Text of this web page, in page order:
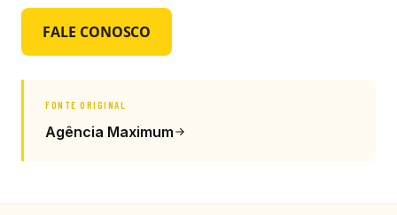
FALE CONOSCO
FONTE ORIGINAL
Agência Maximum